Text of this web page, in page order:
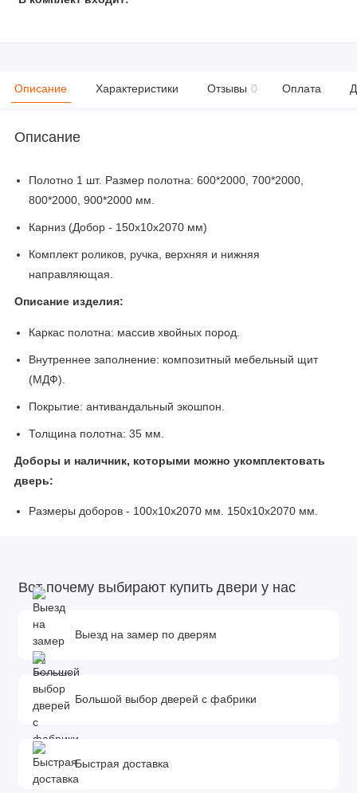
Описание Характеристики Отзывы 0 Оплата
Описание
Полотно 1 шт. Размер полотна: 600*2000, 700*2000,
800*2000, 900*2000 мм.
Карниз (Добор - 150х10х2070 мм)
Комплект роликов, ручка, верхняя и нижняя
направляющая.
Описание изделия:
Каркас полотна: массив хвойных пород.
Внутреннее заполнение: композитный мебельный щит
(МДФ).
Покрытие: антивандальный экошпон.
Толщина полотна: 35 мм.
Доборы и наличник, которыми можно укомплектовать
дверь:
Размеры доборов - 100x10х2070 мм. 150x10х2070 мм.
Вот почему выбирают купить двери у нас
Выезд на замер по дверям
Большой выбор дверей с фабрики
Быстрая доставка